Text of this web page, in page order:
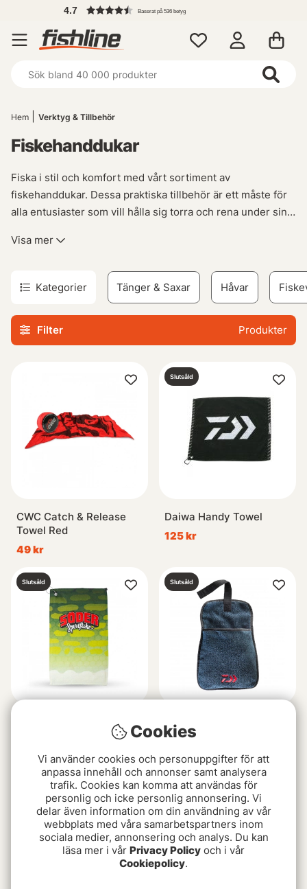
4.7 Baserat på 536 betyg
Hem Verktyg & Tillbehör
Fiskehanddukar
Fiska i stil och komfort med vårt sortiment av
fiskehanddukar. Dessa praktiska tillbehör är ett måste för
alla entusiaster som vill hålla sig torra och rena under sina
dig efter en lång dag vid sjön, de kan också vara din
räddning om olyckan skulle vara framme. Med en
ouppackad handduk alltid inom räckhåll kommer du aldrig
behöva oroa dig över smuts eller fläckar när du verkligen
behöver den mest.
Det bästa? Våra handdukar tar upp minimalt med plats i sin
förpackning, vilket gör dem lätta att ta med vart än ditt
nästa äventyr leder dig. Sätt lite extra stil på din utrustning
genom att välja bland olika storlekar, mönster och material
- vi har något som passar varje individuell preferens.
Visa mer
Kategorier Tänger & Saxar Håvar
Filter Produkter
CWC Catch & Release
Towel Red
49 kr
Slutsåld
Daiwa Handy Towel
125 kr
Slutsåld
Fiskehandduk Gädda -
69 kr
Slutsåld
Daiwa Towel
65 kr
Cookies
Vi använder cookies och personuppgifter för att
anpassa innehåll och annonser samt analysera
trafik. Cookies kan komma att användas för
personlig och icke personlig annonsering. Vi
delar även information om din användning av vår
webbplats med våra samarbetspartners inom
sociala medier, annonsering och analys. Du kan
läsa mer i vår Privacy Policy och i vår
Cookiepolicy.